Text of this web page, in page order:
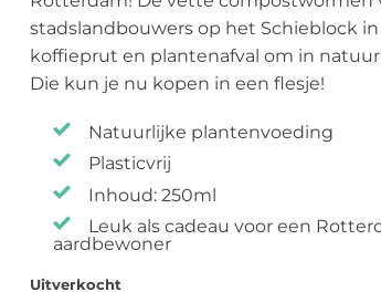
stadslandbouwers op het Schieblock
koffieprut en plantenafval om in
Die kun je nu kopen in een flesje!
Natuurlijke plantenvoeding
Plasticvrij
Inhoud: 250ml
Leuk als cadeau voor een
aardbewoner
Uitverkocht